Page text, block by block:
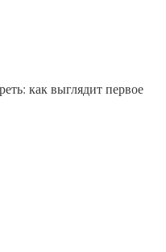
как выглядит первое